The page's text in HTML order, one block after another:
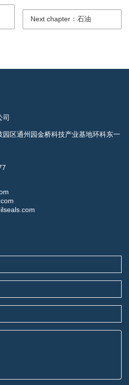
Next chapter：石油
司
区通州园金桥科技产业基地环科东一